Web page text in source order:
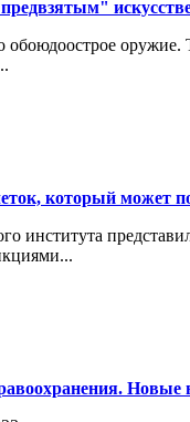
который может
института